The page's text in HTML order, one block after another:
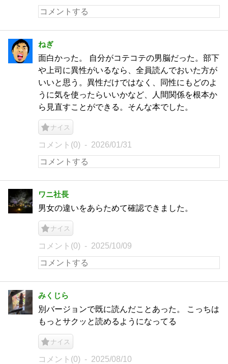
ねぎ
面白かった。 自分がコテコテの男脳だった。部下
や上司に異性がいるなら、全員読んでおいた方が
いいと思う。異性だけではなく、同性にもどのよ
うに気を使ったらいいかなど、人間関係を根本か
ら見直すことができる。そんな本でした。
ナイス
コメント(0) 2026/01/31
ワニ社長
男女の違いをあらためて確認できました。
ナイス
コメント(0) 2025/10/09
みくじら
別バージョンで既に読んだことあった。 こっちは
もっとサクッと読めるようになってる
ナイス
コメント(0) 2025/08/10